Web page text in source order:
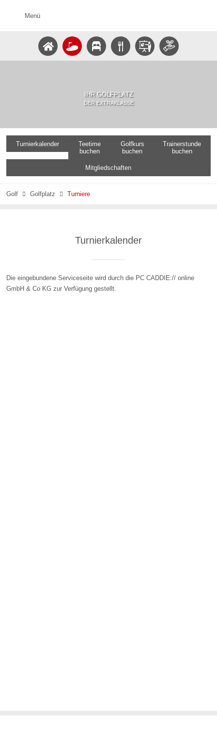
Menü
IHR GOLFPLATZ
DER EXTRAKLASSE
Turnierkalender
Teetime
buchen
Golfkurs
buchen
Trainerstunde
buchen
Mitgliedschaften
Golf  Golfplatz  Turniere
Turnierkalender
Die eingebundene Serviceseite wird durch die PC CADDIE:// online
GmbH & Co KG zur Verfügung gestellt.